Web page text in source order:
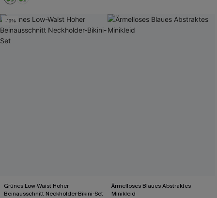
-19%
Grünes Low-Waist Hoher
Beinausschnitt Neckholder-Bikini-Set
Ärmelloses Blaues Abstraktes
Minikleid